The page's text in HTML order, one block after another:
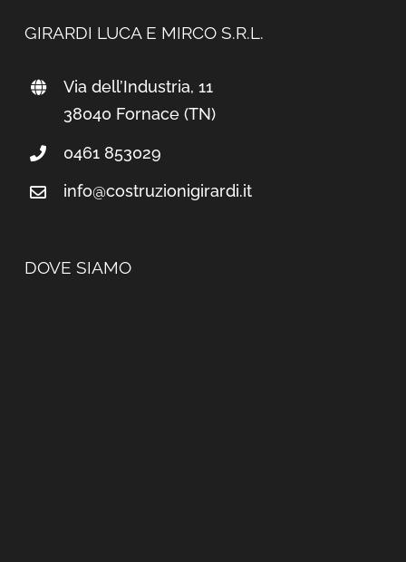
GIRARDI LUCA E MIRCO S.R.L.
Via dell’Industria, 11
38040 Fornace (TN)
0461 853029
info@costruzionigirardi.it
DOVE SIAMO